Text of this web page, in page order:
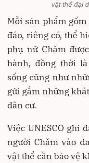
vật thể đại
Mỗi sản phẩm
đáo, riêng có, thể
phụ nữ Chăm
hành, đồng thời
sống cũng như
gửi gắm những
dân cư.
Việc UNESCO ghi
người Chăm vào
vật thể cần bảo vệ